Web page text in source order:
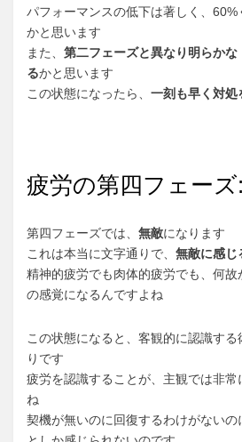
パフォーマンスの低下は著しく、60%
かと思います
また、 第二フェーズと異なり明らかな
るかと思います
この状態になったら、 一刻も早く対処
疲労の第四フェー
第四フェーズでは、 無敵になります
これは本当に文字通りで、 無敵に感じ
精神的疲労でも肉体的疲労でも、何
の感覚になるんですよね
この状態になると、客観的に認識す
りです
疲労を認識することが、主観では非
ね
契機が無いのに回復するわけがないの